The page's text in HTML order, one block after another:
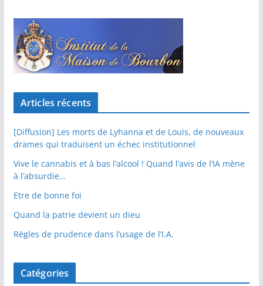
Articles récents
[Diffusion] Les morts de Lyhanna et de Louis, de nouveaux
drames qui traduisent un échec institutionnel
Vive le cannabis et à bas l’alcool ! Quand l’avis de l’IA mène
à l’absurdie…
Etre de bonne foi
Quand la patrie devient un dieu
Règles de prudence dans l’usage de l’I.A.
Catégories